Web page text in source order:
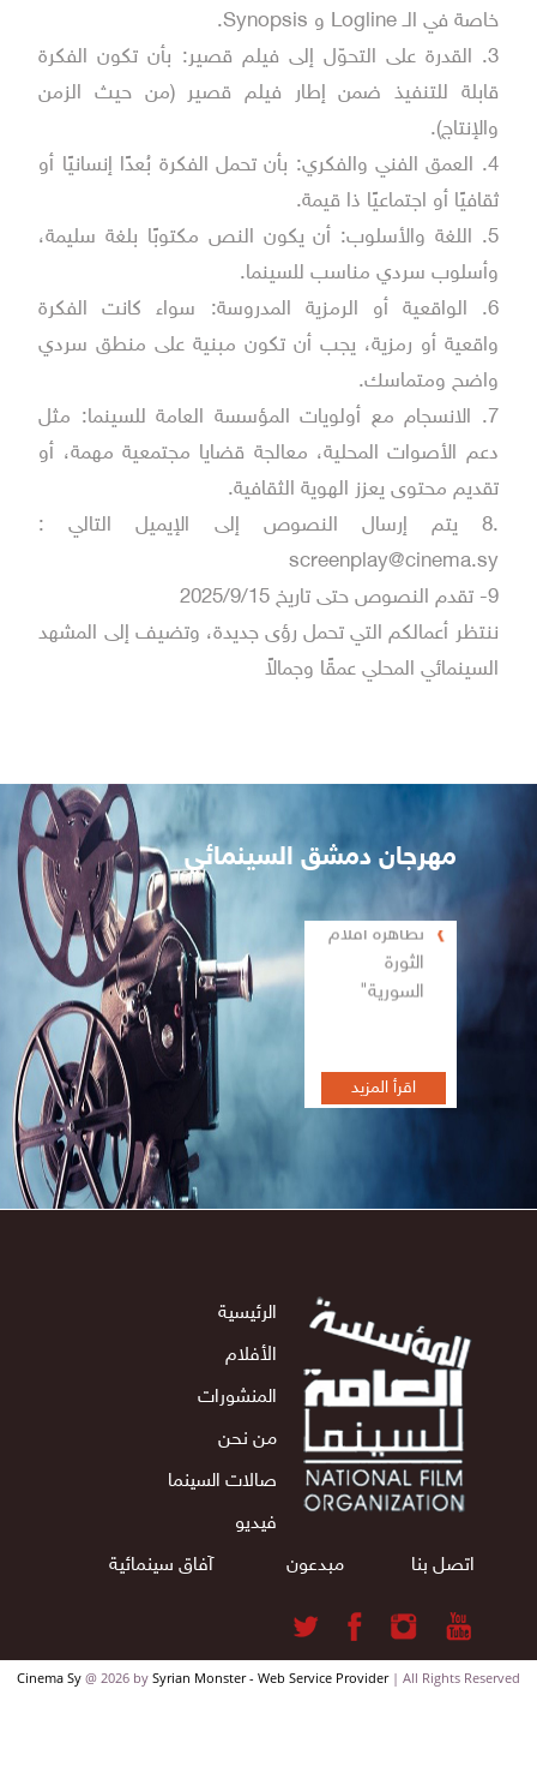
خاصة في الـ Logline و Synopsis.
3. القدرة على التحوّل إلى فيلم قصير: بأن تكون الفكرة
قابلة للتنفيذ ضمن إطار فيلم قصير (من حيث الزمن
والإنتاج).
4. العمق الفني والفكري: بأن تحمل الفكرة بُعدًا إنسانيًا أو
ثقافيًا أو اجتماعيًا ذا قيمة.
5. اللغة والأسلوب: أن يكون النص مكتوبًا بلغة سليمة،
وأسلوب سردي مناسب للسينما.
6. الواقعية أو الرمزية المدروسة: سواء كانت الفكرة
واقعية أو رمزية، يجب أن تكون مبنية على منطق سردي
واضح ومتماسك.
7. الانسجام مع أولويات المؤسسة العامة للسينما: مثل
دعم الأصوات المحلية، معالجة قضايا مجتمعية مهمة، أو
تقديم محتوى يعزز الهوية الثقافية.
.8 يتم إرسال النصوص إلى الإيميل التالي :
screenplay@cinema.sy
ننتظر أعمالكم التي تحمل رؤى جديدة، وتضيف إلى المشهد
السينمائي المحلي عمقًا وجمالاً
مهرجان دمشق السينمائي
تظاهرة أفلام
الثورة
السورية"
اقرأ المزيد
الرئيسية
الأفلام
المنشورات
من نحن
صالات السينما
فيديو
اتصل بنا
مبدعون آفاق سينمائية
Cinema Sy@ 2026 bySyrian Monster - Web Service Provider| All Rights